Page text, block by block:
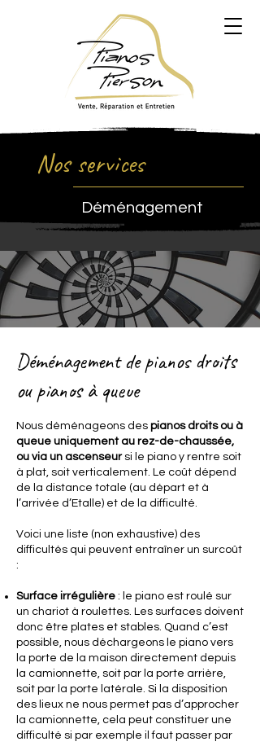
Nos services
Déménagement
Déménagement de pianos droits
ou pianos à queue
Nous déménageons des pianos droits ou à
queue uniquement au rez-de-chaussée,
ou via un ascenseursi le piano y rentre soit
à plat, soit verticalement. Le coût dépend
de la distance totale (au départ et à
l’arrivée d’Etalle) et de la difficulté.
Voici une liste (non exhaustive) des
difficultés qui peuvent entraîner un surcoût
:
Surface irrégulière : le piano est roulé sur
un chariot à roulettes. Les surfaces doivent
donc être plates et stables. Quand c’est
possible, nous déchargeons le piano vers
la porte de la maison directement depuis
la camionnette, soit par la porte arrière,
soit par la porte latérale. Si la disposition
des lieux ne nous permet pas d’approcher
la camionnette, cela peut constituer une
difficulté si par exemple il faut passer par